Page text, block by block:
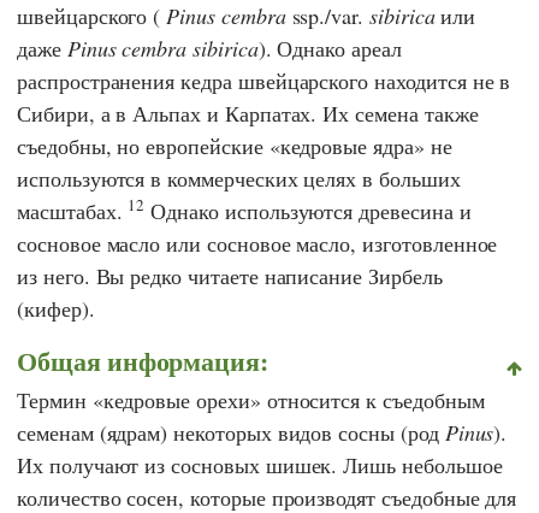
швейцарского (Pinus cembrassp./var. sibiricaили
даже Pinus cembra sibirica). Однако ареал
распространения кедра швейцарского находится не в
Сибири, а в Альпах и Карпатах. Их семена также
съедобны, но европейские «кедровые ядра» не
используются в коммерческих целях в больших
масштабах. 12 Однако используются древесина и
сосновое масло или сосновое масло, изготовленное
из него. Вы редко читаете написание Зирбель
(кифер).
Общая информация:
Термин «кедровые орехи» относится к съедобным
семенам (ядрам) некоторых видов сосны (род Pinus).
Их получают из сосновых шишек. Лишь небольшое
количество сосен, которые производят съедобные для